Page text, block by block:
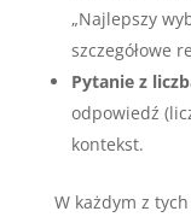
„Najlepszy
szczegółowe
Pytanie z
odpowiedź
kontekst.
W każdym z